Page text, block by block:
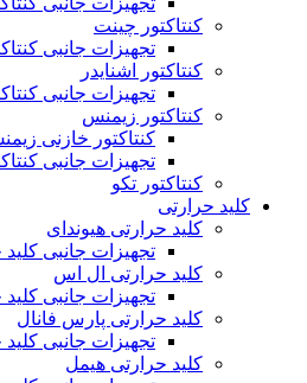
کنتاکتور چینت
تجهیزات جانبی
کنتاکتور اشنایدر
تجهیزات جانبی
کنتاکتور زیمنس
کنتاکتور خازنی
تجهیزات جانبی
کنتاکتور تکو
کلید حرارتی
کلید حرارتی هیوندای
تجهیزات جانبی
کلید حرارتی ال اس
تجهیزات جانبی
کلید حرارتی پارس فانال
تجهیزات جانبی
کلید حرارتی هیمل